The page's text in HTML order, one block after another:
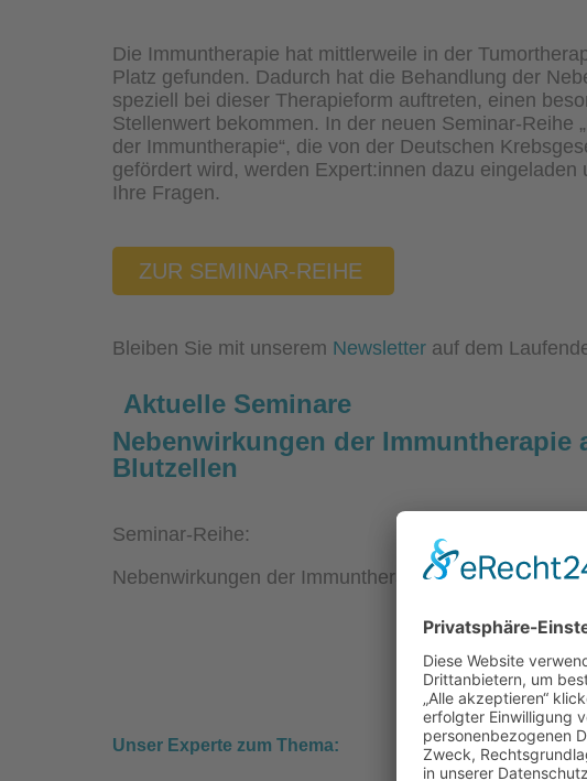
Die Immuntherapie hat mittlerweile in der
Platz gefunden. Dadurch hat die Behandlung der
speziell bei dieser Therapieform auftreten, einen
Stellenwert bekommen. In der neuen Seminar-Reihe
der Immuntherapie“, die von der Deutschen
gefördert wird, werden Expert:innen dazu eingeladen
Ihre Fragen.
ZUR SEMINAR-REIHE
Bleiben Sie mit unserem Newsletter auf dem
Aktuelle Seminare
Nebenwirkungen der Immuntherapie
Blutzellen
Seminar-Reihe:
Nebenwirkungen der Immuntherapie
02.05.2023
17:00 – 18:30 Uhr
Unser Experte zum Thema: